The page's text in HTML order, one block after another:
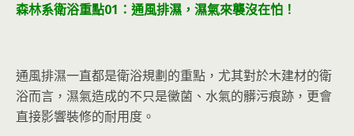
森林系衛浴重點01： 通風排濕，濕氣來襲沒在怕！
通風排濕一直都是衛浴規劃的重點，尤其對於木建材的衛
浴而言，濕氣造成的不只是黴菌、水氣的髒污痕跡，更會
直接影響裝修的耐用度。